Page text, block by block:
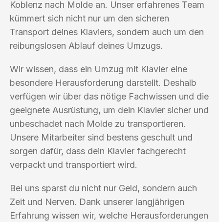
Koblenz nach Molde an. Unser erfahrenes Team
kümmert sich nicht nur um den sicheren
Transport deines Klaviers, sondern auch um den
reibungslosen Ablauf deines Umzugs.
Wir wissen, dass ein Umzug mit Klavier eine
besondere Herausforderung darstellt. Deshalb
verfügen wir über das nötige Fachwissen und die
geeignete Ausrüstung, um dein Klavier sicher und
unbeschadet nach Molde zu transportieren.
Unsere Mitarbeiter sind bestens geschult und
sorgen dafür, dass dein Klavier fachgerecht
verpackt und transportiert wird.
Bei uns sparst du nicht nur Geld, sondern auch
Zeit und Nerven. Dank unserer langjährigen
Erfahrung wissen wir, welche Herausforderungen